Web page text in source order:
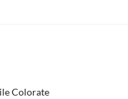
Colorate